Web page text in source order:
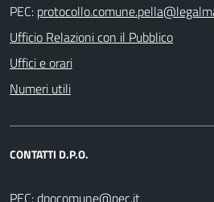
PEC:
Ufficio Relazioni con il Pubblico
Uffici e orari
Numeri utili
CONTATTI D.P.O.
PEC: